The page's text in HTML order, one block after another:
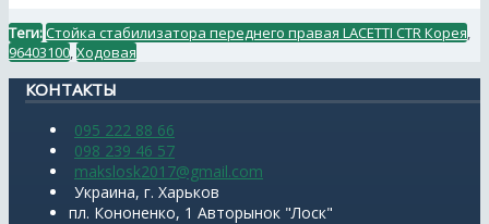
Теги:Стойка стабилизатора переднего правая LACETTI CTR Корея
96403100 Ходовая
КОНТАКТЫ
095 222 88 66
098 239 46 57
makslosk2017@gmail.com
Украина, г. Харьков
пл. Кононенко, 1 Авторынок "Лоск"